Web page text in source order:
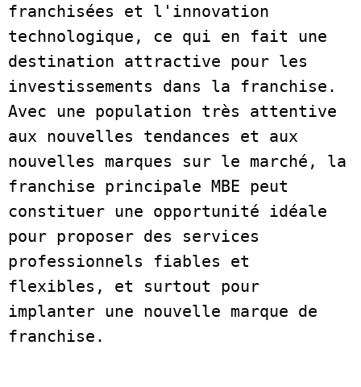
franchisées et l'innovation
technologique, ce qui en fait une
destination attractive pour les
investissements dans la franchise.
Avec une population très attentive
aux nouvelles tendances et aux
nouvelles marques sur le marché, la
franchise principale MBE peut
constituer une opportunité idéale
pour proposer des services
professionnels fiables et
flexibles, et surtout pour
implanter une nouvelle marque de
franchise.